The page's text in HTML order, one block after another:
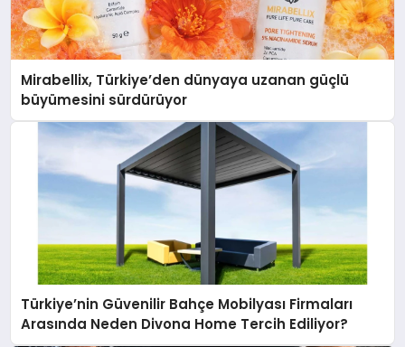
Mirabellix, Türkiye’den dünyaya uzanan güçlü
büyümesini sürdürüyor
Türkiye’nin Güvenilir Bahçe Mobilyası Firmaları
Arasında Neden Divona Home Tercih Ediliyor?